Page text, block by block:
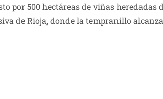
por 500 hectáreas de viñas heredadas
de Rioja, donde la tempranillo alcanza